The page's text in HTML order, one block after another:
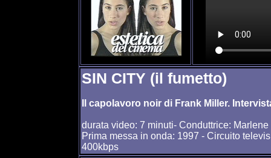
SIN CITY (il fumetto)
Il capolavoro noir di Frank Miller.
durata video: 7 minuti- Conduttrice: Marlene
Prima messa in onda: 1997 - Circuito
400kbps